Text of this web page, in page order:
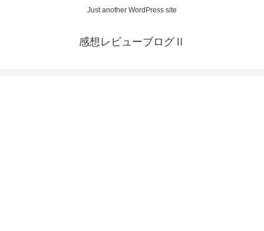
Just another WordPress site
感想レビューブログⅡ